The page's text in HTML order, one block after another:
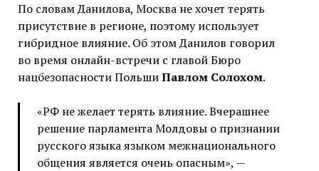
По словам Данилова, Москва не хочет терять
присутствие в регионе, поэтому использует
гибридное влияние. Об этом Данилов говорил
во время онлайн-встречи с главой Бюро
нацбезопасности ПольшиПавлом Солохом.
«РФ не желает терять влияние. Вчерашнее
решение парламента Молдовы о признании
русского языка языком межнационального
общения является очень опасным», —